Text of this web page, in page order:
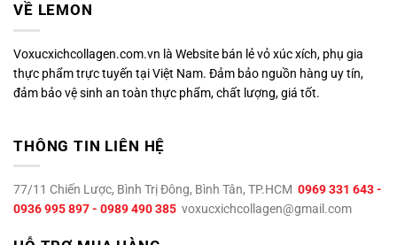
VỀ LEMON
Voxucxichcollagen.com.vn là Website bán lẻ vỏ xúc xích, phụ gia
thực phẩm trực tuyến tại Việt Nam. Đảm bảo nguồn hàng uy tín,
đảm bảo vệ sinh an toàn thực phẩm, chất lượng, giá tốt.
THÔNG TIN LIÊN HỆ
77/11 Chiến Lược, Bình Trị Đông, Bình Tân, TP.HCM 0969 331 643 -
0936 995 897 - 0989 490 385 voxucxichcollagen@gmail.com